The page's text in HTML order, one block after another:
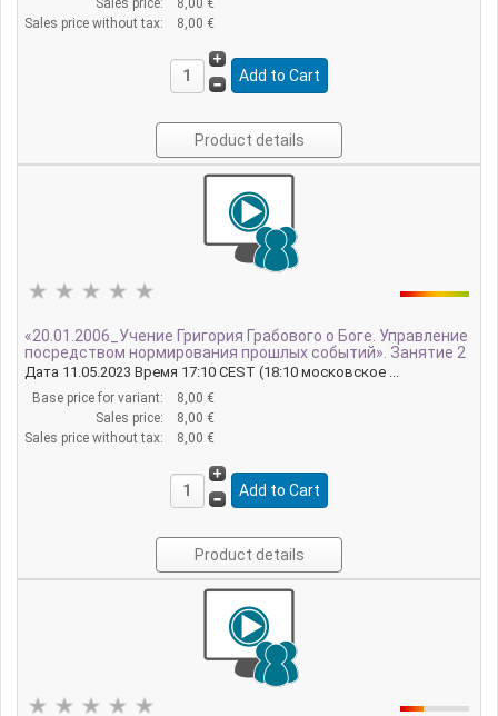
Sales price:
8,00 €
Sales price without tax:
8,00 €
Product details
«20.01.2006_Учение Григория Грабового о Боге. Управление
посредством нормирования прошлых событий». Занятие 2
Дата 11.05.2023 Время 17:10 CEST (18:10 московское ...
Base price for variant:
8,00 €
Sales price:
8,00 €
Sales price without tax:
8,00 €
Product details